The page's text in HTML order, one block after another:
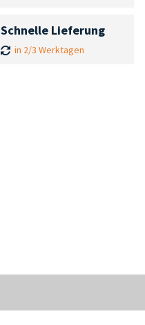
Schnelle Lieferung
in 2/3 Werktagen